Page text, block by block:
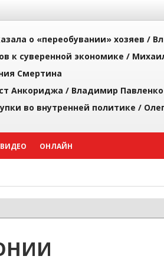
о «переобувании» хозяев /
к суверенной экономике /
Смертина
Анкориджа / Владимир Павленко
во внутренней политике /
ОНЛАЙН